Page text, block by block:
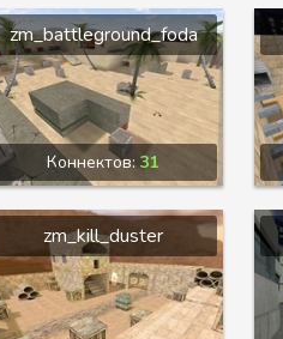
Коннектов:31
zm_battleground_foda
zm_kill_duster